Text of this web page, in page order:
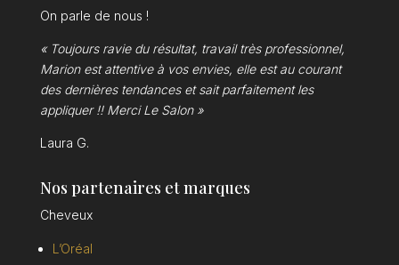
On parle de nous !
« Toujours ravie du résultat, travail très professionnel,
Marion est attentive à vos envies, elle est au courant
des dernières tendances et sait parfaitement les
appliquer !! Merci Le Salon »
Laura G.
Nos partenaires et marques
Cheveux
L’Oréal